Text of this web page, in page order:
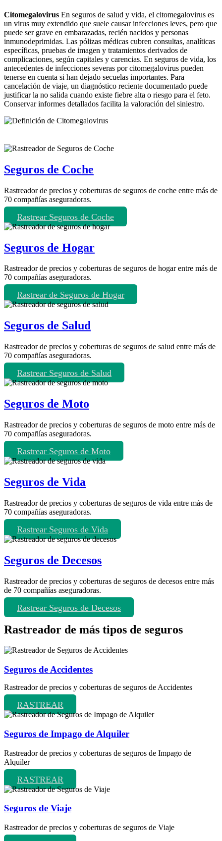
Citomegalovirus En seguros de salud y vida, el citomegalovirus es
un virus muy extendido que suele causar infecciones leves, pero que
puede ser grave en embarazadas, recién nacidos y personas
inmunodeprimidas. Las pólizas médicas cubren consultas, analíticas
específicas, pruebas de imagen y tratamientos derivados de
complicaciones, según capitales y carencias. En seguros de vida, los
antecedentes de infecciones severas por citomegalovirus pueden
tenerse en cuenta si han dejado secuelas importantes. Para
cancelación de viaje, un diagnóstico reciente documentado puede
justificar la no salida cuando existe fiebre alta o riesgo para el feto.
Conservar informes detallados facilita la valoración del siniestro.
Seguros de Coche
Rastreador de precios y coberturas de seguros de coche entre más de
70 compañías aseguradoras.
Rastrear Seguros de Coche
Seguros de Hogar
Rastreador de precios y coberturas de seguros de hogar entre más de
70 compañías aseguradoras.
Rastrear de Seguros de Hogar
Seguros de Salud
Rastreador de precios y coberturas de seguros de salud entre más de
70 compañías aseguradoras.
Rastrear Seguros de Salud
Seguros de Moto
Rastreador de precios y coberturas de seguros de moto entre más de
70 compañías aseguradoras.
Rastrear Seguros de Moto
Seguros de Vida
Rastreador de precios y coberturas de seguros de vida entre más de
70 compañías aseguradoras.
Rastrear Seguros de Vida
Seguros de Decesos
Rastreador de precios y coberturas de seguros de decesos entre más
de 70 compañías aseguradoras.
Rastrear Seguros de Decesos
Rastreador de más tipos de seguros
Seguros de Accidentes
Rastreador de precios y coberturas de seguros de Accidentes
RASTREAR
Seguros de Impago de Alquiler
Rastreador de precios y coberturas de seguros de Impago de
Alquiler
RASTREAR
Seguros de Viaje
Rastreador de precios y coberturas de seguros de Viaje